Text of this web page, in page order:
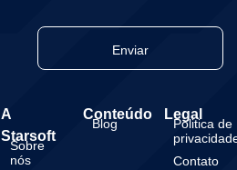
Enviar
A
Starsoft
Sobre
nós
Conteúdo
Blog
Legal
Politica de
Contato